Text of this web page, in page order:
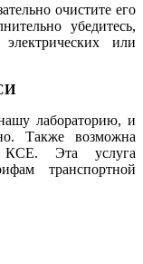
очистите его
убедитесь,
или
лабораторию, и
Также возможна
КСЕ. Эта услуга
транспортной